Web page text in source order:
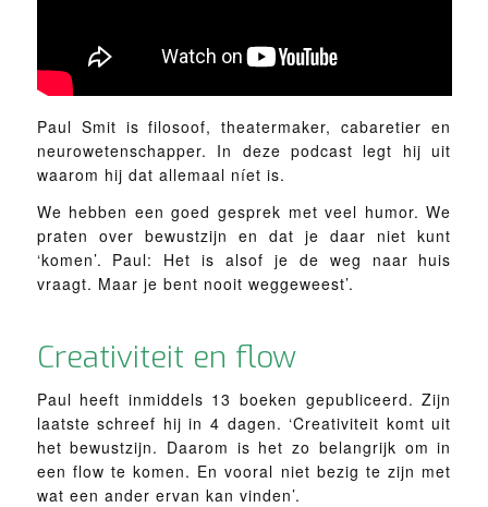
Paul Smit is filosoof, theatermaker, cabaretier en
neurowetenschapper. In deze podcast legt hij uit
waarom hij dat allemaal níet is.
We hebben een goed gesprek met veel humor. We
praten over bewustzijn en dat je daar niet kunt
‘komen’. Paul: Het is alsof je de weg naar huis
vraagt. Maar je bent nooit weggeweest’.
Creativiteit en flow
Paul heeft inmiddels 13 boeken gepubliceerd. Zijn
laatste schreef hij in 4 dagen. ‘Creativiteit komt uit
het bewustzijn. Daarom is het zo belangrijk om in
een flow te komen. En vooral niet bezig te zijn met
wat een ander ervan kan vinden’.